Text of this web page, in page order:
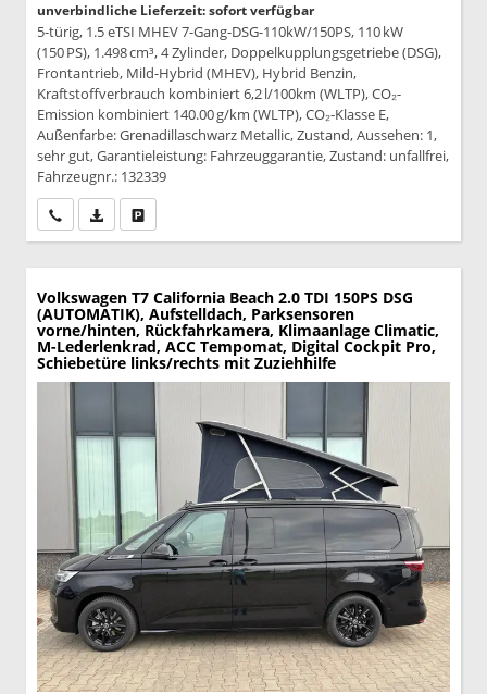
unverbindliche Lieferzeit: sofort verfügbar
5-türig, 1.5 eTSI MHEV 7-Gang-DSG-110kW/150PS, 110 kW
(150 PS), 1.498 cm³, 4 Zylinder, Doppelkupplungsgetriebe (DSG),
Frontantrieb, Mild-Hybrid (MHEV), Hybrid Benzin,
Kraftstoffverbrauch kombiniert 6,2 l/100km (WLTP), CO₂-
Emission kombiniert 140.00 g/km (WLTP), CO₂-Klasse E,
Außenfarbe: Grenadillaschwarz Metallic, Zustand, Aussehen: 1,
sehr gut, Garantieleistung: Fahrzeuggarantie, Zustand: unfallfrei,
Fahrzeugnr.: 132339
Wir rufen Sie anPDF-Datei, Fahrzeugexposé drucken
Volkswagen T7 California Beach 2.0 TDI 150PS DSG
(AUTOMATIK), Aufstelldach, Parksensoren
vorne/hinten, Rückfahrkamera, Klimaanlage Climatic,
M-Lederlenkrad, ACC Tempomat, Digital Cockpit Pro,
Schiebetüre links/rechts mit Zuziehhilfe